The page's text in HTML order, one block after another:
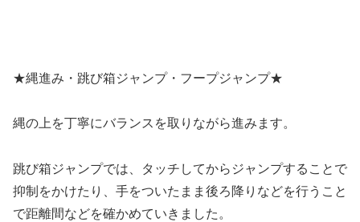
★縄進み・跳び箱ジャンプ・フープジャンプ★
縄の上を丁寧にバランスを取りながら進みます。
跳び箱ジャンプでは、タッチしてからジャンプすることで
抑制をかけたり、手をついたまま後ろ降りなどを行うこと
で距離間などを確かめていきました。